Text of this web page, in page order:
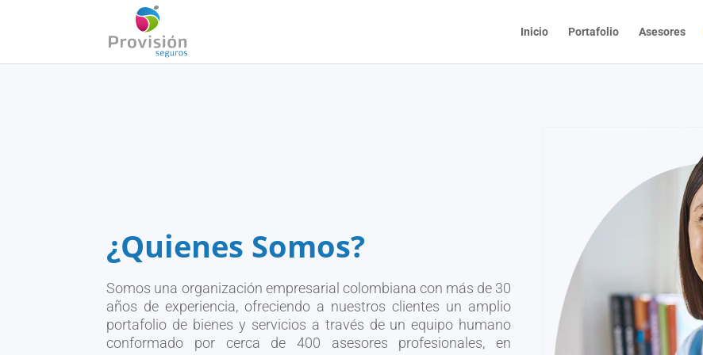
Inicio Portafolio Asesores
¿Quienes Somos?
Somos una organización empresarial colombiana con más de 30
años de experiencia, ofreciendo a nuestros clientes un amplio
portafolio de bienes y servicios a través de un equipo humano
conformado por cerca de 400 asesores profesionales, en